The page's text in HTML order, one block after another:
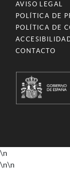
AVISO LEGAL
POLÍTICA DE
POLÍTICA DE
CONTACTO
\n
\n\n